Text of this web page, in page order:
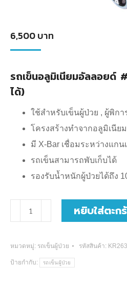
6,500บาท
รถเข็นอลูมิเนียมอัลลอยด์
ได้)
ใช้สำหรับเข็นผู้ป่วย , ผู้พิกา
โครงสร้างทำจากอลูมิเนีย
มี X-Bar เชื่อมระหว่างแกน
รถเข็นสามารถพับเก็บได้
รองรับน้ำหนักผู้ป่วยได้ถึง
จำนวน
รถ
หยิบใส่ตะก
หมวดหมู่: รถเข็นผู้ป่วย รหัสสินค้า:
ป้ายกำกับ: รถเข็นผู้ป่วย